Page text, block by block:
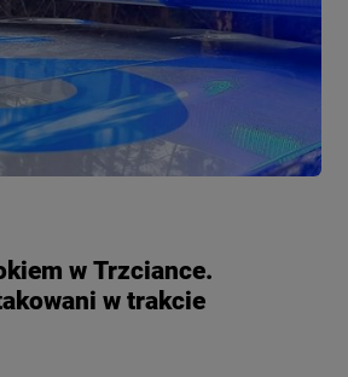
w Trzciance.
w trakcie